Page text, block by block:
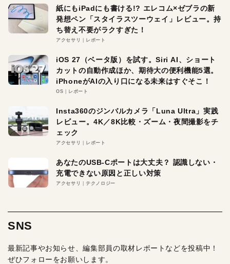
紙にもiPadにも書ける!? エレコム×ゼブラの新
発想ペン「スタイラスツーウェイ」レビュー。持
ち替え不要がラクすぎた！
アクセサリ レポート
iOS 27（ベータ版）を試す。Siri AI、ショート
カットの自動作成ほか、期待大の便利機能5選。
iPhoneがAIの入り口になる未来はすぐそこ！
OS レポート
Insta360のジンバルカメラ「Luna Ultra」実践
レビュー。4K／8K比較・ズーム・夜間撮影をチ
ェック
アクセサリ レポート
あなたのUSB-Cポートは大丈夫？ 認識しない・
充電できない原因と正しい対策
アクセサリ テクノロジー
SNS
最新記事やお知らせ、編集部員の取材レポートなどを投稿中！
ぜひフォローをお願いします。